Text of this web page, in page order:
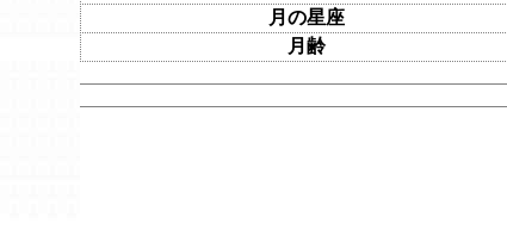
月の星座
月齢